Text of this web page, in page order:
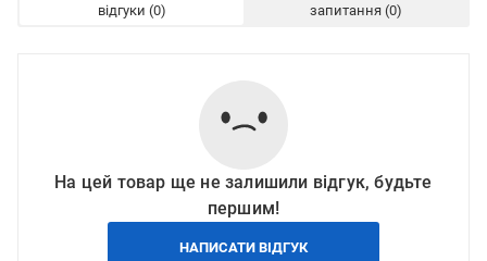
відгуки запитання
На цей товар ще не залишили відгук, будьте
першим!
НАПИСАТИ ВІДГУК